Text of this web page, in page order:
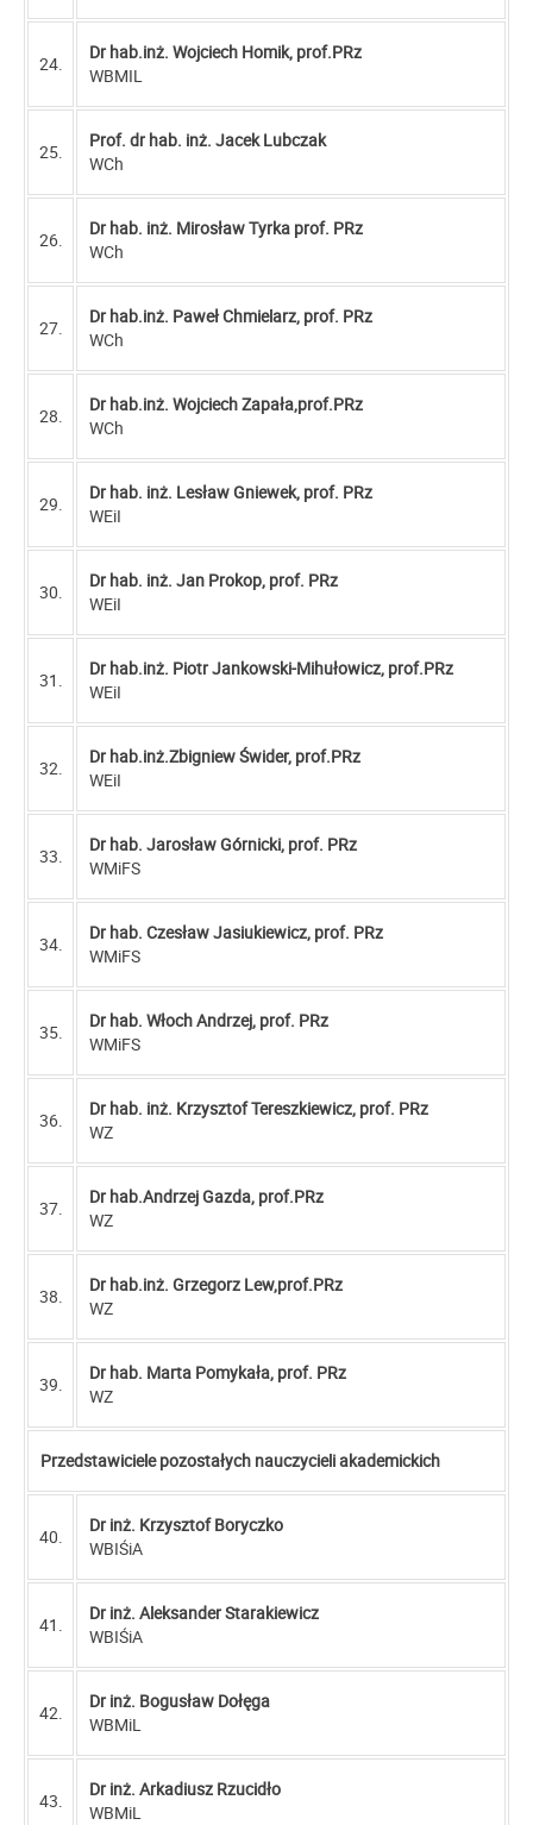
24.
Dr hab.inż. Wojciech Homik, prof.PRz
WBMIL
25.
Prof. dr hab. inż. Jacek Lubczak
WCh
26.
Dr hab. inż. Mirosław Tyrka prof. PRz
WCh
27.
Dr hab.inż. Paweł Chmielarz, prof. PRz
WCh
28.
Dr hab.inż. Wojciech Zapała,prof.PRz
WCh
29.
Dr hab. inż. Lesław Gniewek, prof. PRz
WEiI
30.
Dr hab. inż. Jan Prokop, prof. PRz
WEiI
31.
Dr hab.inż. Piotr Jankowski-Mihułowicz, prof.PRz
WEiI
32.
Dr hab.inż.Zbigniew Świder, prof.PRz
WEiI
33.
Dr hab. Jarosław Górnicki, prof. PRz
WMiFS
34.
Dr hab. Czesław Jasiukiewicz, prof. PRz
WMiFS
35.
Dr hab. Włoch Andrzej, prof. PRz
WMiFS
36.
Dr hab. inż. Krzysztof Tereszkiewicz, prof. PRz
WZ
37.
Dr hab.Andrzej Gazda, prof.PRz
WZ
38.
Dr hab.inż. Grzegorz Lew,prof.PRz
WZ
39.
Dr hab. Marta Pomykała, prof. PRz
WZ
Przedstawiciele pozostałych nauczycieli akademickich
40.
Dr inż. Krzysztof Boryczko
WBIŚiA
41.
Dr inż. Aleksander Starakiewicz
WBIŚiA
42.
Dr inż. Bogusław Dołęga
WBMiL
43.
Dr inż. Arkadiusz Rzucidło
WBMiL